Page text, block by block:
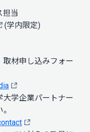
担当
(学内限定)
材申し込みフォー
学企業パートナー